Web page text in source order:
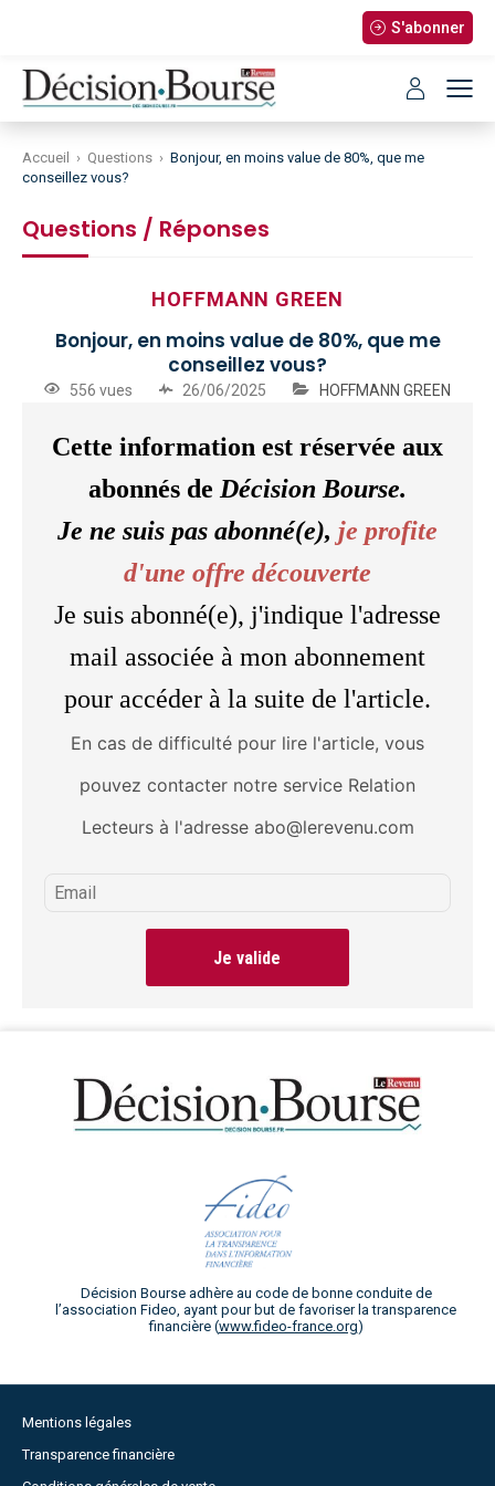
S'abonner
Accueil › Questions › Bonjour, en moins value de 80%, que me
conseillez vous?
Questions / Réponses
HOFFMANN GREEN
Bonjour, en moins value de 80%, que me
conseillez vous?
556 vues 26/06/2025 HOFFMANN GREEN
Cette information est réservée aux
abonnés de Décision Bourse.
Je ne suis pas abonné(e), je profite
d'une offre découverte
Je suis abonné(e), j'indique l'adresse
mail associée à mon abonnement
pour accéder à la suite de l'article.
En cas de difficulté pour lire l'article, vous
pouvez contacter notre service Relation
Lecteurs à l'adresse abo@lerevenu.com
Je valide
Décision Bourse adhère au code de bonne conduite de
l’association Fideo, ayant pour but de favoriser la transparence
financière (www.fideo-france.org)
Mentions légales
Transparence financière